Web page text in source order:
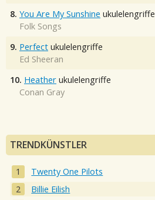
8. You Are My Sunshine ukulelengriffe
Folk Songs
9. Perfect ukulelengriffe
Ed Sheeran
10. Heather ukulelengriffe
Conan Gray
TRENDKÜNSTLER
Twenty One Pilots
Billie Eilish